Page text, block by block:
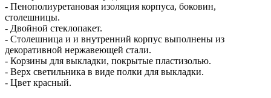
- Пенополиуретановая изоляция корпуса, боковин,
столешницы.
- Двойной стеклопакет.
- Столешница и и внутренний корпус выполнены из
декоративной нержавеющей стали.
- Корзины для выкладки, покрытые пластизолью.
- Верх светильника в виде полки для выкладки.
- Цвет красный.